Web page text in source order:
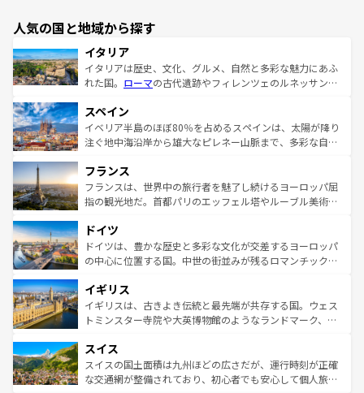
人気の国と地域から探す
イタリア
イタリアは歴史、文化、グルメ、自然と多彩な魅力にあふ
れた国。 ローマの古代遺跡やフィレンツェのルネッサンス
ろん、トスカーナの美しい田園風景やアマルフィ海岸の絶
景など、自然景観も見逃せない。観光の合間には、本場の
ピザやパスタなど、絶品のイタリア料理を堪能することも
ませてくれるイタリアで、忘れられない旅をしてみよう！
なお、新着のイタリア情報はコンテンツ一覧 を参照してほ
しい。
スペイン
イベリア半島のほぼ80％を占めるスペインは、太陽が降り
注ぐ地中海沿岸から雄大なピレネー山脈まで、多彩な自然
文化が根付くこの国では、情熱的なフラメンコ、熱気あふ
れる闘牛、そして美味しいタパスが生活の一部となってい
る。首都マドリードの洗練された雰囲気や、バルセロナの
の城塞都市、穏やかなビーチリゾートまで多彩な表情を見
せる。地方によって風土や気候が異なるスペインはその個
性で訪れる人を魅了する。 なお、新着のスペイン情報はコ
フランス
フランスは、世界中の旅行者を魅了し続けるヨーロッパ屈
指の観光地だ。首都パリのエッフェル塔やルーブル美術館
で、幅広い魅力が詰まっている。華麗な宮殿、歴史的な大
聖堂、美しいビーチ、そして豊かな自然が、訪れる者を心
から魅了する。また、フランスは美食の国としても知ら
いる。シャンパンの発祥地であるランス、プロヴァンスの
香り高いラベンダー畑など、多彩な楽しみ方が可能だ。さ
らに、パリ以外の地域にも魅力が溢れており、どの街角に
れる地方に足を運ぶとそれぞれで全く異なる文化を体験で
きるだろう。 なお、新着のフランス情報はコンテンツ一覧
を参照してほしい。
ドイツ
ドイツは、豊かな歴史と多彩な文化が交差するヨーロッパ
の中心に位置する国。中世の街並みが残るロマンチック街
顔を持つこの国は、どこを歩いても飽きることがない。ベ
ルリンの文化的活気、バイエルン州のアルプスの絶景、そ
してライン川沿いのワイン畑といった風景は必見。ビール
は、お酒好きな人にはぜひ体験してほしい。 なお、新着の
ドイツ情報はコンテンツ一覧を参照してほしい。
イギリス
イギリスは、古きよき伝統と最先端が共存する国。ウェス
トミンスター寺院や大英博物館のようなランドマーク、歴
リアごとに異なる魅力がある。また、優雅なアフタヌーン
ティー、ビール好きにはたまらない英国パブ、サッカー観
戦など、本場だからこそできる体験も豊富。イギリスを旅
スイス
スイスの国土面積は九州ほどの広さだが、運行時刻が正確
な交通網が整備されており、初心者でも安心して個人旅行